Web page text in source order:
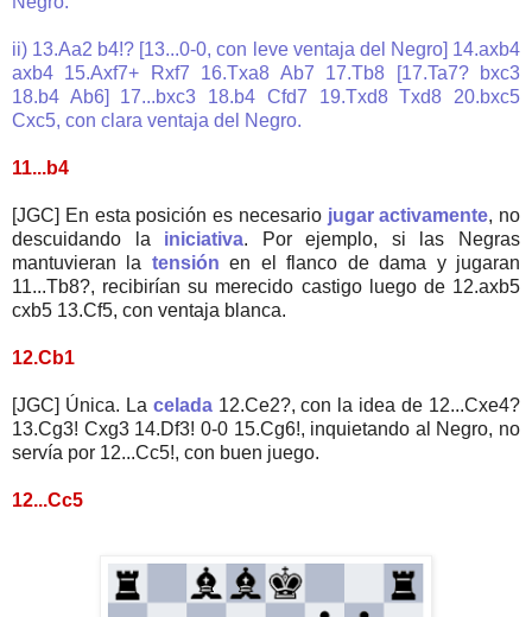
ii) 13.Aa2 b4!? [13...0-0, con leve ventaja del Negro] 14.axb4
axb4 15.Axf7+ Rxf7 16.Txa8 Ab7 17.Tb8 [17.Ta7? bxc3
18.b4 Ab6] 17...bxc3 18.b4 Cfd7 19.Txd8 Txd8 20.bxc5
Cxc5, con clara ventaja del Negro.
11...b4
[JGC] En esta posición es necesario jugar activamente, no
descuidando la iniciativa. Por ejemplo, si las Negras
mantuvieran la tensión en el flanco de dama y jugaran
11...Tb8?, recibirían su merecido castigo luego de 12.axb5
cxb5 13.Cf5, con ventaja blanca.
12.Cb1
[JGC] Única. La celada12.Ce2?, con la idea de 12...Cxe4?
13.Cg3! Cxg3 14.Df3! 0-0 15.Cg6!, inquietando al Negro, no
servía por 12...Cc5!, con buen juego.
12...Cc5